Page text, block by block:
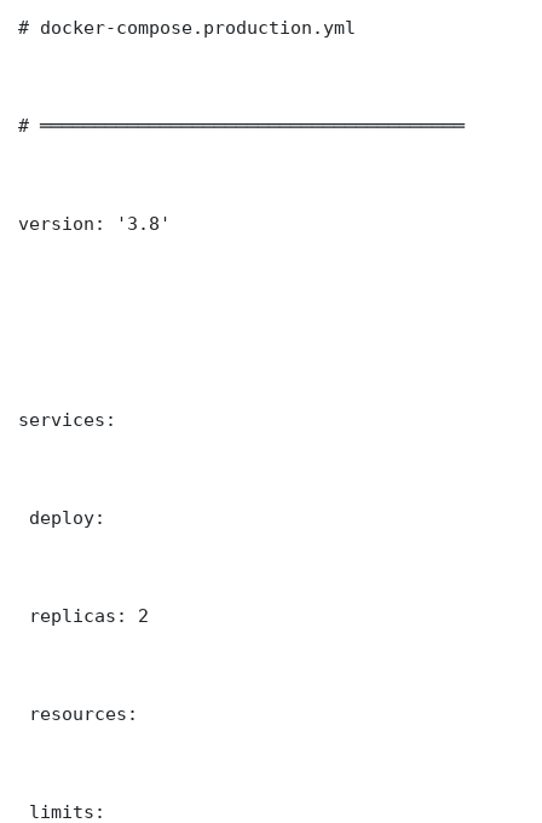
# docker-compose.production.yml
# ═══════════════════════════════════════
version: '3.8'
services:
deploy:
replicas: 2
resources:
limits: